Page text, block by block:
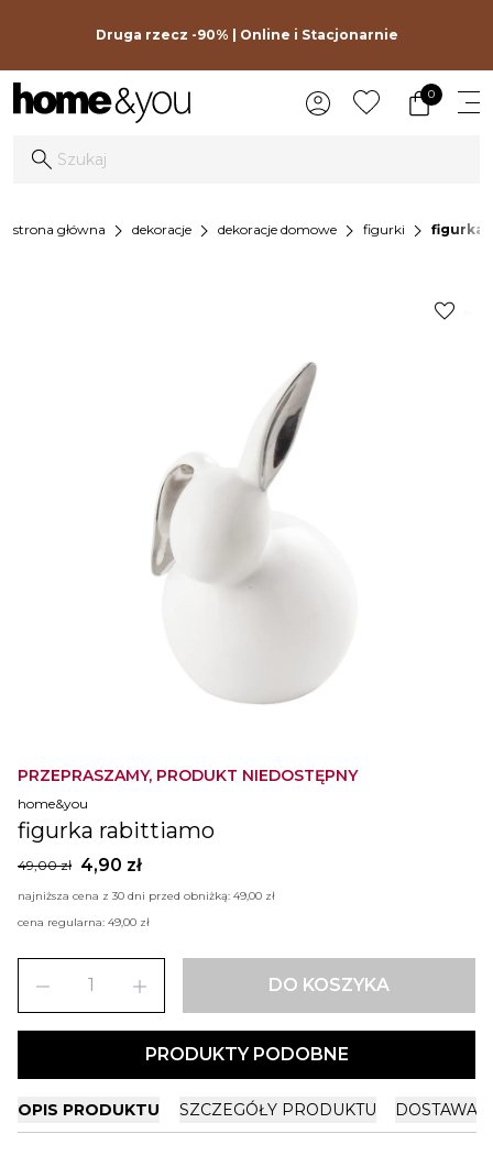
Druga rzecz -90% | Online i Stacjonarnie
0
strona główna chevron_right dekoracje chevron_right dekoracje domowe chevron_right figurki chevron_right figurka
PRZEPRASZAMY, PRODUKT NIEDOSTĘPNY
home&you
figurka rabittiamo
49,00 zł 4,90 zł
najniższa cena z 30 dni przed obniżką: 49,00 zł
cena regularna: 49,00 zł
remove add DO KOSZYKA
PRODUKTY PODOBNE
favorite
OPIS PRODUKTU SZCZEGÓŁY PRODUKTU DOSTAWA